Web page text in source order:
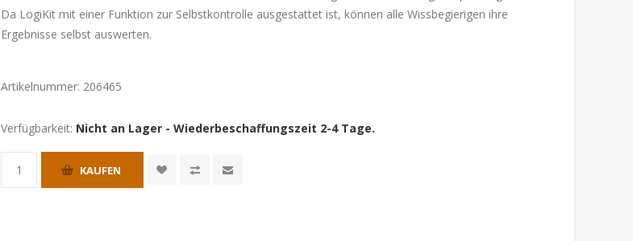
Da LogiKit mit einer Funktion zur Selbstkontrolle ausgestattet ist, können alle Wissbegierigen ihre
Ergebnisse selbst auswerten.
Artikelnummer: 206465
Verfügbarkeit: Nicht an Lager - Wiederbeschaffungszeit 2-4 Tage.
KAUFEN